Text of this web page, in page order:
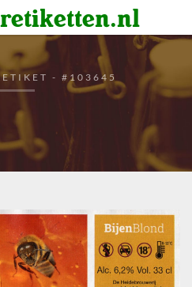
- #103645